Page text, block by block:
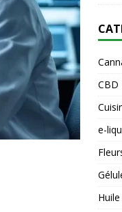
CBD
e-
Huile